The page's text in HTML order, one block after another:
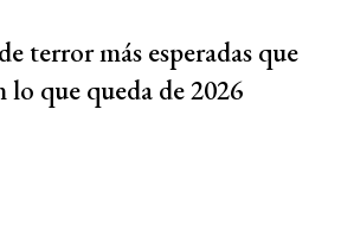
terror más esperadas que
lo que queda de 2026